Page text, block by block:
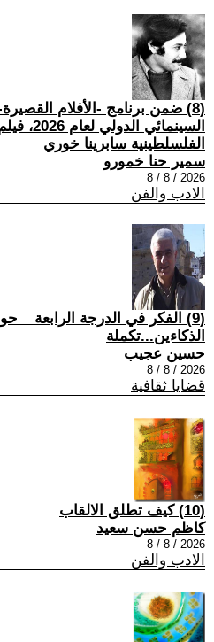
(8) ضمن برنامج -الأفلام
السينمائي
الفلسلطينية سابرينا خوري
سمير حنا خمورو
2026 / 8 / 8
الادب والفن
(9) الفكر في الدرجة الرابعة _
الذكاءين...تكملة
حسين عجيب
2026 / 8 / 8
قضايا ثقافية
(10) كيف تطلق الالقاب
كاظم حسن سعيد
2026 / 8 / 8
الادب والفن